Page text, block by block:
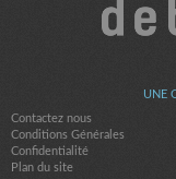
UNE
Contactez nous
Conditions Générales
Confidentialité
Plan du site